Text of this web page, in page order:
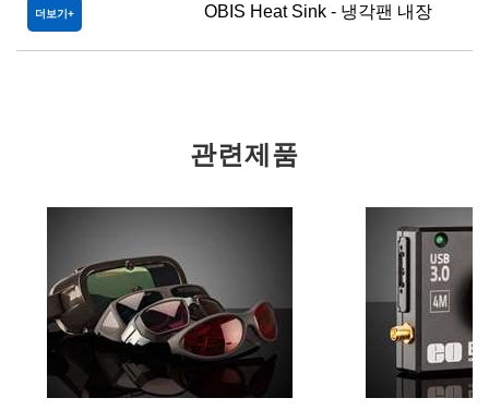
더보기 OBIS Heat Sink - 냉각팬 내장
관련제품